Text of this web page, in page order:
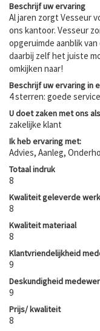
Beschrijf uw ervaring
Al jaren zorgt Vesseur
ons kantoor. Vesseur
opgeruimde aanblik
daarbij zelf het juiste
omkijken naar!
Beschrijf uw ervaring in
4 sterren: goede
U doet zaken met ons
zakelijke klant
Ik heb ervaring met:
Advies, Aanleg,
Totaal indruk
8
Kwaliteit geleverde werk
8
Kwaliteit materiaal
8
Klantvriendelijkheid
9
Deskundigheid
9
Prijs/ kwaliteit
8